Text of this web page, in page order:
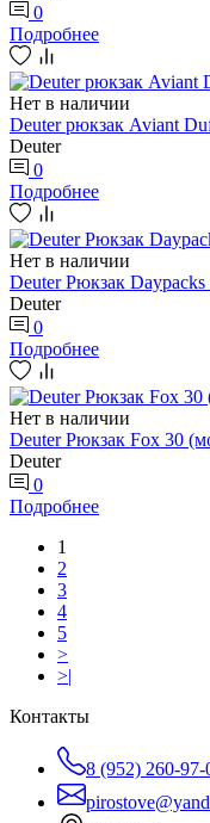
0
Подробнее
Нет в наличии
Deuter рюкзак Aviant
Deuter
0
Подробнее
Нет в наличии
Deuter Рюкзак
Deuter
0
Подробнее
Нет в наличии
Deuter Рюкзак Fox 30
Deuter
0
Подробнее
1
2
3
4
5
>
>|
Контакты
8 (952) 260-97-